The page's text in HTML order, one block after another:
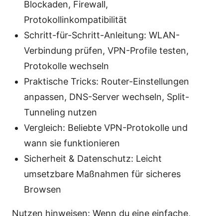
Blockaden, Firewall,
Protokollinkompatibilität
Schritt-für-Schritt-Anleitung: WLAN-
Verbindung prüfen, VPN-Profile testen,
Protokolle wechseln
Praktische Tricks: Router-Einstellungen
anpassen, DNS-Server wechseln, Split-
Tunneling nutzen
Vergleich: Beliebte VPN-Protokolle und
wann sie funktionieren
Sicherheit & Datenschutz: Leicht
umsetzbare Maßnahmen für sicheres
Browsen
Nutzen hinweisen: Wenn du eine einfache,